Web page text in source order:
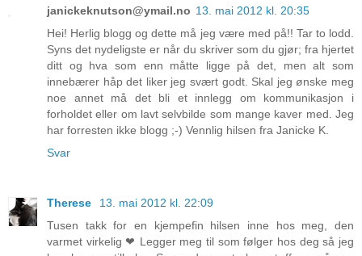
janickeknutson@ymail.no 13. mai 2012 kl. 20:35
Hei! Herlig blogg og dette må jeg være med på!! Tar to lodd.
Syns det nydeligste er når du skriver som du gjør; fra hjertet
ditt og hva som enn måtte ligge på det, men alt som
innebærer håp det liker jeg svært godt. Skal jeg ønske meg
noe annet må det bli et innlegg om kommunikasjon i
forholdet eller om lavt selvbilde som mange kaver med. Jeg
har forresten ikke blogg ;-) Vennlig hilsen fra Janicke K.
Svar
Therese
13. mai 2012 kl. 22:09
Tusen takk for en kjempefin hilsen inne hos meg, den
varmet virkelig ❤ Legger meg til som følger hos deg så jeg